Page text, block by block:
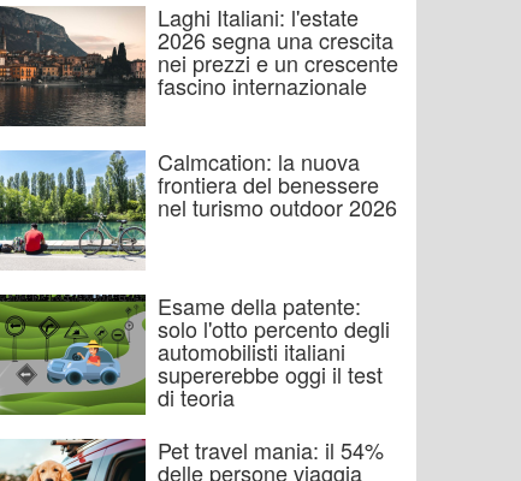
Laghi Italiani: l'estate
2026 segna una crescita
nei prezzi e un crescente
fascino internazionale
Calmcation: la nuova
frontiera del benessere
nel turismo outdoor 2026
Esame della patente:
solo l'otto percento degli
automobilisti italiani
supererebbe oggi il test
di teoria
Pet travel mania: il 54%
delle persone viaggia